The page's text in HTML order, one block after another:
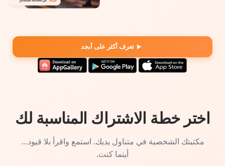
تعرف أكثر على أبجد
اختر خطة الاشتراك المناسبة لك
مكتبتك الشخصية في متناول يديك. استمع واقرأ بلا قيود…
أينما كنت.